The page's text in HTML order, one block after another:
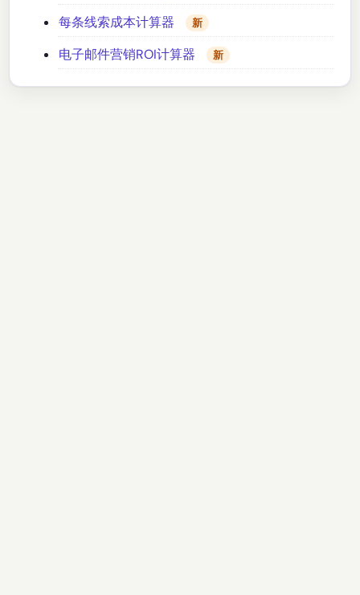
每条线索成本计算器 新
电子邮件营销ROI计算器 新